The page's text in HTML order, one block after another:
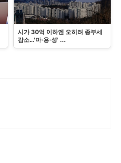
시가 30억 이하엔 오히려 종부세
감소…'마·용·성' ...